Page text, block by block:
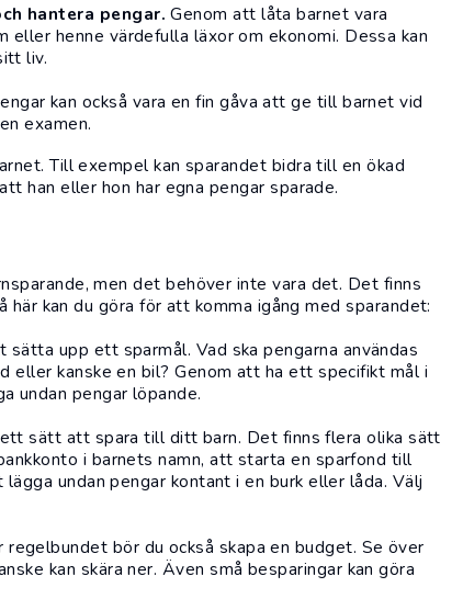
hantera pengar. Genom att låta barnet vara
eller henne värdefulla läxor om ekonomi. Dessa kan
liv.
kan också vara en fin gåva att ge till barnet vid
examen.
Till exempel kan sparandet bidra till en ökad
han eller hon har egna pengar sparade.
men det behöver inte vara det. Det finns
kan du göra för att komma igång med sparandet:
upp ett sparmål. Vad ska pengarna användas
eller kanske en bil? Genom att ha ett specifikt mål i
undan pengar löpande.
sätt att spara till ditt barn. Det finns flera olika sätt
i barnets namn, att starta en sparfond till
undan pengar kontant i en burk eller låda. Välj
regelbundet bör du också skapa en budget. Se över
kan skära ner. Även små besparingar kan göra